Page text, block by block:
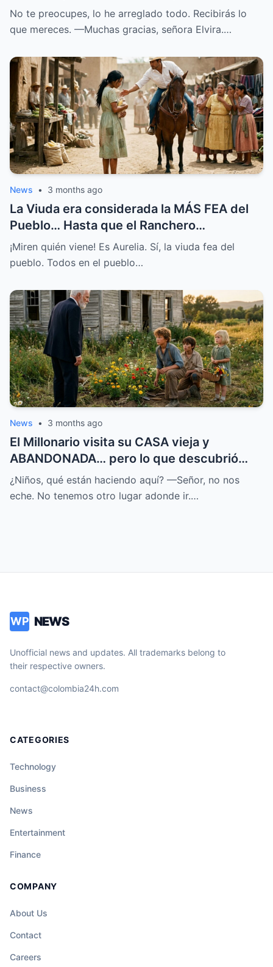
ENCONTRÓ lo CAMBIO TODO
No te preocupes, lo he arreglado todo. Recibirás lo
que mereces. —Muchas gracias, señora Elvira.…
News • 3 months ago
La Viuda era considerada la MÁS FEA del
Pueblo… Hasta que el Ranchero
MILLONARIO le Habló
¡Miren quién viene! Es Aurelia. Sí, la viuda fea del
pueblo. Todos en el pueblo…
News • 3 months ago
El Millonario visita su CASA vieja y
ABANDONADA… pero lo que descubrió
CAMBIÓ su DESTINO
¿Niños, qué están haciendo aquí? —Señor, no nos
eche. No tenemos otro lugar adonde ir.…
WP NEWS
Unofficial news and updates. All trademarks belong to
their respective owners.
contact@colombia24h.com
CATEGORIES
Technology
Business
News
Entertainment
Finance
COMPANY
About Us
Contact
Careers